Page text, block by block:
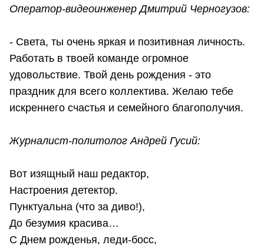
Оператор-видеоинженер Дмитрий Черногузов:
- Света, ты очень яркая и позитивная личность.
Работать в твоей команде огромное
удовольствие. Твой день рождения - это
праздник для всего коллектива. Желаю тебе
искреннего счастья и семейного благополучия.
Журналист-политолог Андрей Гусий:
Вот изящный наш редактор,
Настроения детектор.
Пунктуальна (что за диво!),
До безумия красива…
С Днем рожденья, леди-босс,